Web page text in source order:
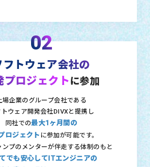
02
フトウェア会社の
プロジェクト に参加
場企業のグループ会社である
トウェア開発会社DIVXと提携し
同社での最大1ヶ月間の
ロジェクト に参加が可能です。
ンプのメンターが伴走する体制のもと
でも安心してITエンジニアの